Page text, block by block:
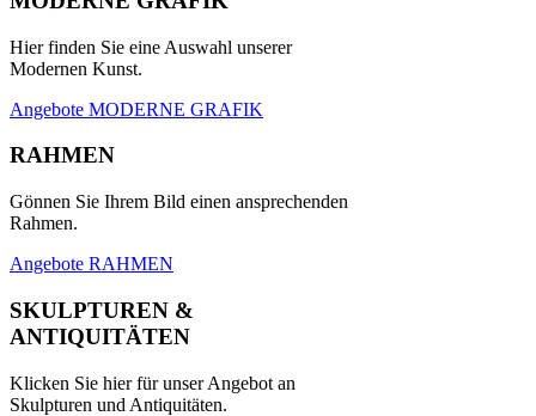
Hier finden Sie eine Auswahl unserer
Modernen Kunst.
Angebote MODERNE GRAFIK
RAHMEN
Gönnen Sie Ihrem Bild einen ansprechenden
Rahmen.
Angebote RAHMEN
SKULPTUREN &
ANTIQUITÄTEN
Klicken Sie hier für unser Angebot an
Skulpturen und Antiquitäten.